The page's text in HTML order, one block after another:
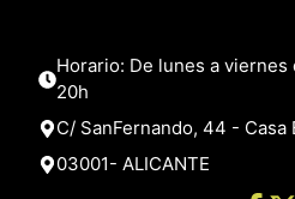
Horario: De lunes a viernes
20h
C/ SanFernando, 44 - Casa
03001- ALICANTE